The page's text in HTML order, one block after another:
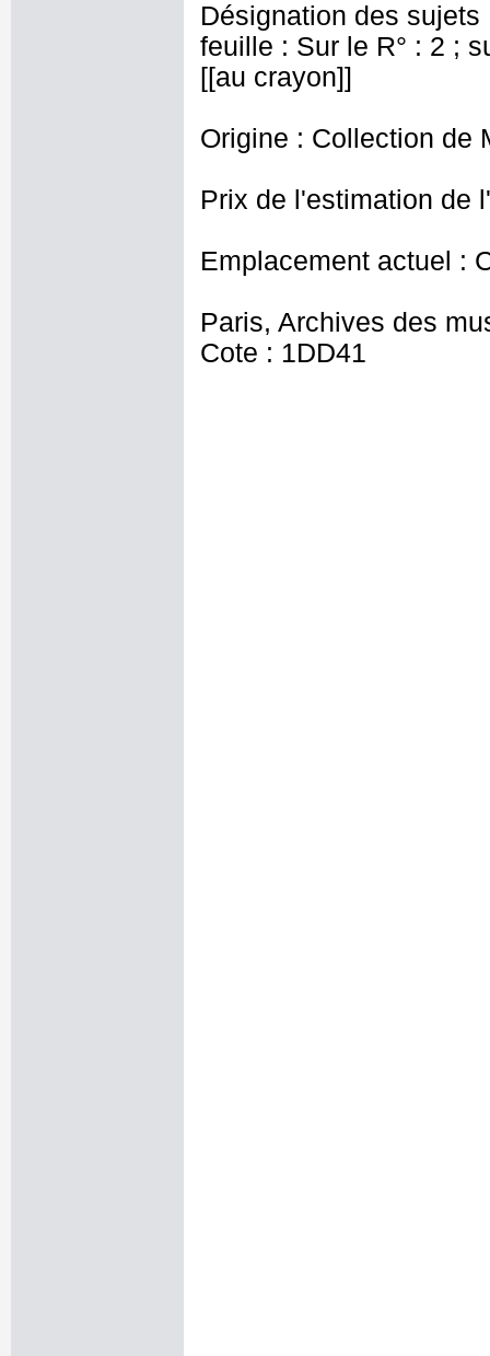
Désignation des
feuille : Sur le R° : 2 ;
[[au crayon]]
Origine : Collection de
Prix de l'estimation de
Emplacement actuel :
Paris, Archives des
Cote : 1DD41